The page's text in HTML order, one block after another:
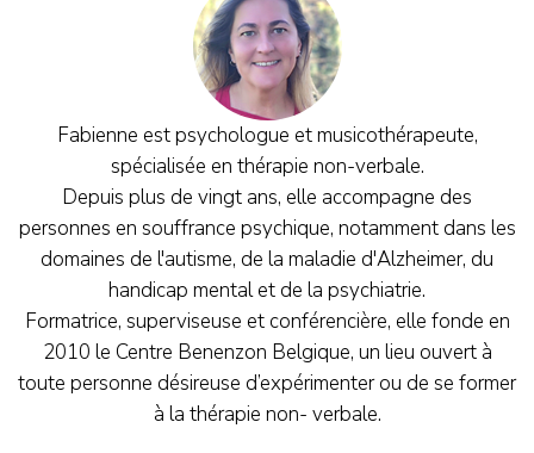
Fabienne est psychologue et musicothérapeute,
spécialisée en thérapie non-verbale.
Depuis plus de vingt ans, elle accompagne des
personnes en souffrance psychique, notamment dans les
domaines de l'autisme, de la maladie d'Alzheimer, du
handicap mental et de la psychiatrie.
Formatrice, superviseuse et conférencière, elle fonde en
2010 le Centre Benenzon Belgique, un lieu ouvert à
toute personne désireuse d’expérimenter ou de se former
à la thérapie non- verbale.